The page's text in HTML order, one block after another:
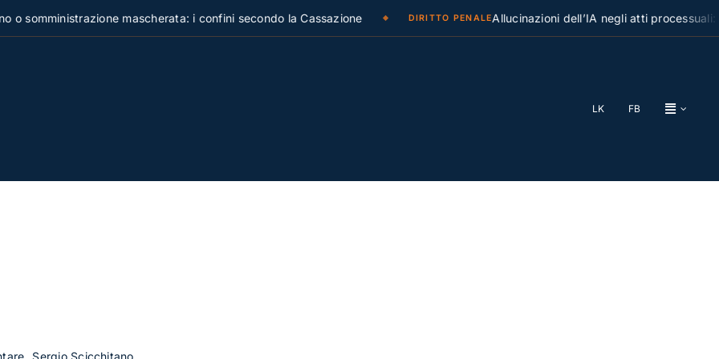
mascherata: i confini secondo la Cassazione DIRITTO PENALEAllucinazioni dell’IA negli atti processuali: la
LK FB
Sergio Scicchitano